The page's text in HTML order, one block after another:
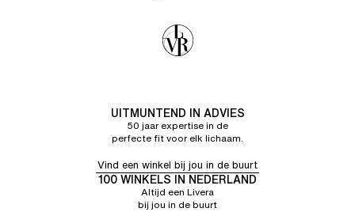
UITMUNTEND IN ADVIES
50 jaar expertise in de
perfecte fit voor elk lichaam.
Vind een winkel bij jou in de buurt
100 WINKELS IN NEDERLAND
Altijd een Livera
bij jou in de buurt